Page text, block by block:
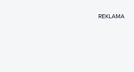
REKLAMA